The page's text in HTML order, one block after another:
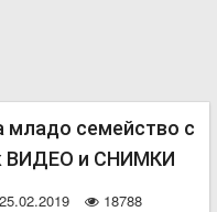
семейство с
ВИДЕО и СНИМКИ
18788